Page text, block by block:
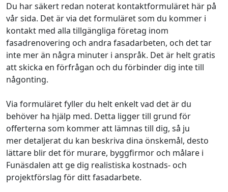
Du har säkert redan noterat kontaktformuläret här på
vår sida. Det är via det formuläret som du kommer i
kontakt med alla tillgängliga företag inom
fasadrenovering och andra fasadarbeten, och det tar
inte mer än några minuter i anspråk. Det är helt gratis
att skicka en förfrågan och du förbinder dig inte till
någonting.
Via formuläret fyller du helt enkelt vad det är du
behöver ha hjälp med. Detta ligger till grund för
offerterna som kommer att lämnas till dig, så ju
mer detaljerat du kan beskriva dina önskemål, desto
lättare blir det för murare, byggfirmor och målare i
Funäsdalen att ge dig realistiska kostnads- och
projektförslag för ditt fasadarbete.